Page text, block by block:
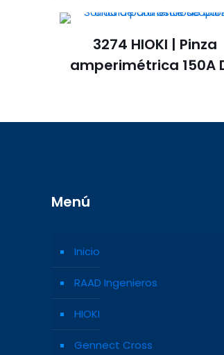
3274 HIOKI | Pinza
amperimétrica 150A
Menú
Inicio
RAAD Ingenieros
HIOKI
Gennect Cross